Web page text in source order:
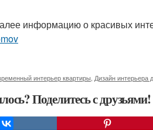
информацию о красивых
интерьер квартиры Дизайн интерьера
Поделитесь с друзьями!